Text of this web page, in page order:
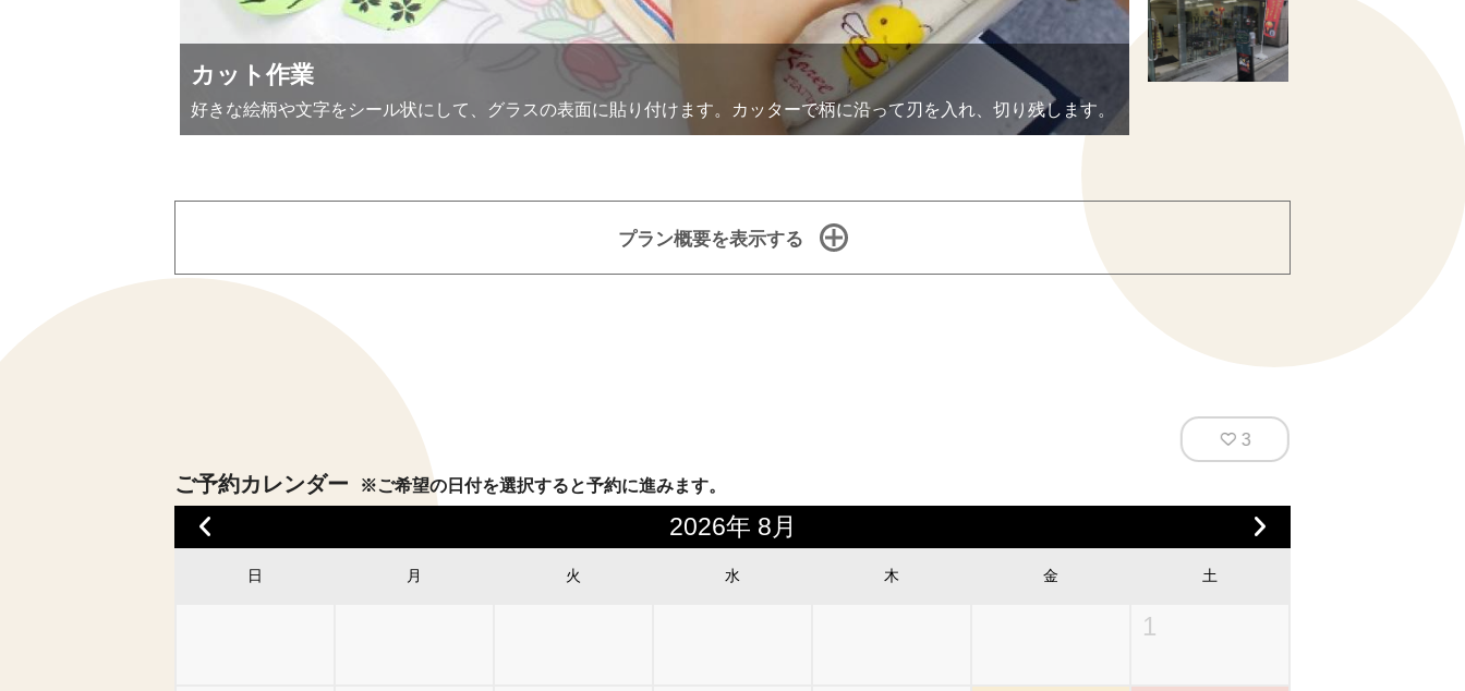
カット作業
好きな絵柄や文字をシール状にして、グラスの表面に貼り付けます。カッターで柄に沿って刃を入れ、切り残します。
削る作業風景
専用の機械で砂を吹き付けてガラスの
プラン概要を表示する
3
ご予約カレンダー ※ご希望の日付を選択すると予約に進みます。
2026年 8月
日 月 火 水 木 金 土
1